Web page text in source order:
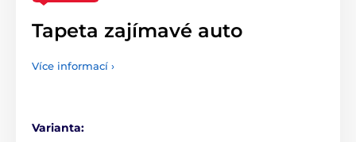
Tapeta zajímavé auto
Více informací ›
Varianta: